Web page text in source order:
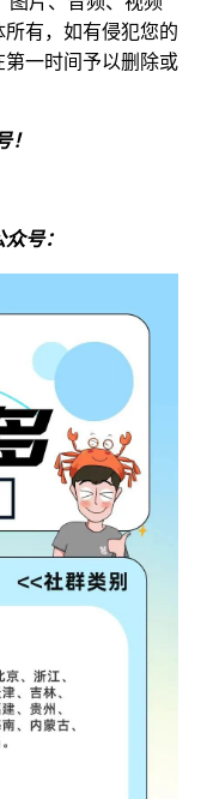
有，如有侵犯您的
一时间予以删除或
！
号：